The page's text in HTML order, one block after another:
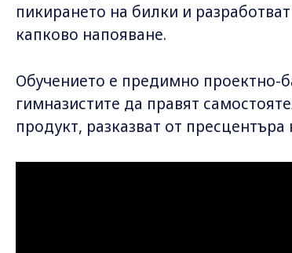
пикирането на билки и
капково напояване.
Обучението е предимно проектно-
гимназистите да правят
продукт, разказват от